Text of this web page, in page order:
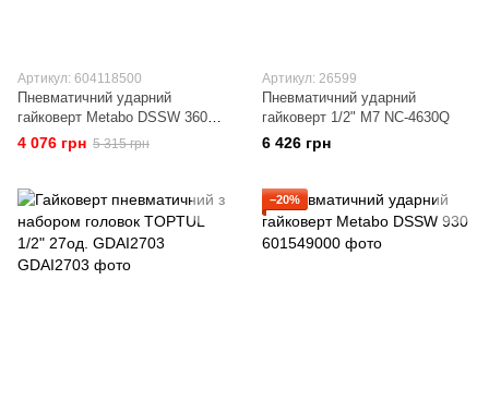
Артикул: 604118500
Пневматичний ударний
гайковерт Metabo DSSW 360
Set
4 076 грн 5 315 грн
Артикул: 26599
Пневматичний ударний
гайковерт 1/2" M7 NC-4630Q
6 426 грн
−20%